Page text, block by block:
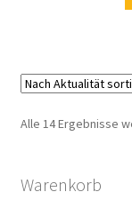
Alle 14 Ergebnisse
Warenkorb